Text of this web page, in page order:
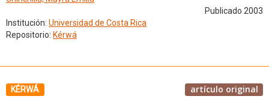
Publicado 2003
Institución: Universidad de Costa Rica
Repositorio: Kérwá
KÉRWÁ artículo original